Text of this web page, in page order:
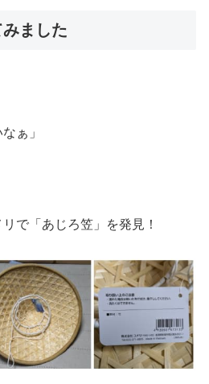
ました
ぁ」
で「あじろ笠」を発見！